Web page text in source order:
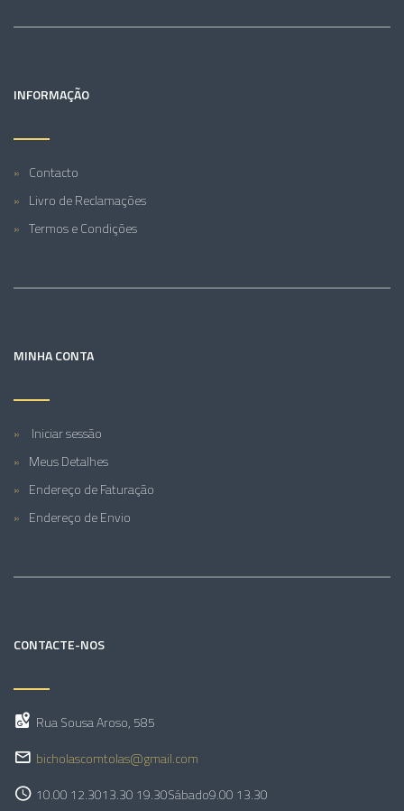
INFORMAÇÃO
Contacto
Livro de Reclamações
Termos e Condições
MINHA CONTA
Iniciar sessão
Meus Detalhes
Endereço de Faturação
Endereço de Envio
CONTACTE-NOS
Rua Sousa Aroso, 585
bicholascomtolas@gmail.com
10.00 12.3013.30 19.30Sábado9.00 13.30